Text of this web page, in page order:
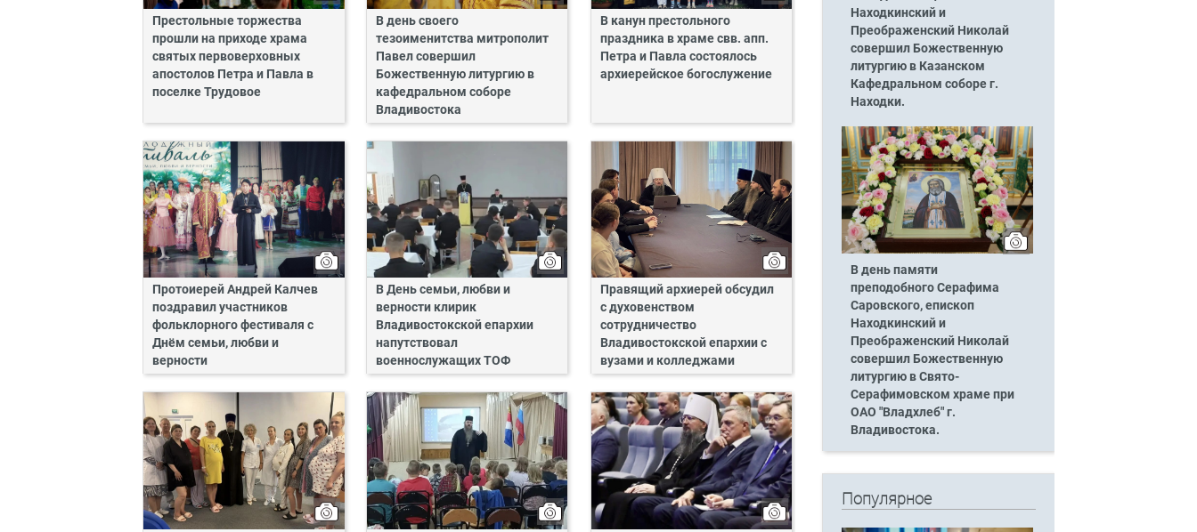
Престольные торжества
прошли на приходе храма
святых первоверховных
апостолов Петра и Павла в
поселке Трудовое
В день своего
тезоименитства митрополит
Павел совершил
Божественную литургию в
кафедральном соборе
Владивостока
В канун престольного
праздника в храме свв. апп.
Петра и Павла состоялось
архиерейское богослужение
Протоиерей Андрей Калчев
поздравил участников
фольклорного фестиваля с
Днём семьи, любви и
верности
В День семьи, любви и
верности клирик
Владивостокской епархии
напутствовал
военнослужащих ТОФ
Правящий архиерей обсудил
с духовенством
сотрудничество
Владивостокской епархии с
вузами и колледжами
Находкинский и
Преображенский Николай
совершил Божественную
литургию в Казанском
Кафедральном соборе г.
Находки.
В день памяти
преподобного Серафима
Саровского, епископ
Находкинский и
Преображенский Николай
совершил Божественную
литургию в Свято-
Серафимовском храме при
ОАО "Владхлеб" г.
Владивостока.
Популярное